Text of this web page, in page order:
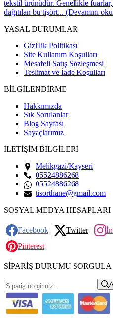
tekstil ürünüdür. Genellikle
dağıtılan bu tişört... (Devamını
YASAL DURUMLAR
Gizlilik Politikası
Site Kullanım Koşulları
Mesafeli Satış Sözleşmesi
Teslimat ve İade Koşulları
BİLGİLENDİRME
Hakkımızda
Sık Sorulanlar
Blog Sayfası
Sayaçlarımız
İLETİŞİM BİLGİLERİ
Melikgazi/Kayseri
05524886268
05524886268
tisorthane@gmail.com
SOSYAL MEDYA HESAPLARI
Facebook Twitter
Pinterest
SİPARİŞ DURUMU SORGULA